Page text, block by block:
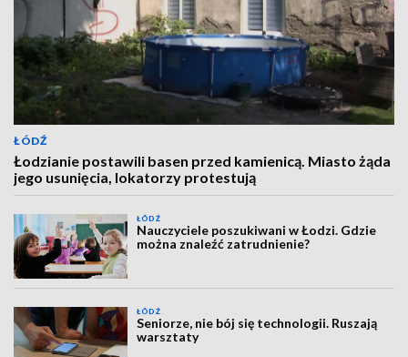
ŁÓDŹ
Łodzianie postawili basen przed kamienicą. Miasto żąda
jego usunięcia, lokatorzy protestują
ŁÓDŹ
Nauczyciele poszukiwani w Łodzi. Gdzie
można znaleźć zatrudnienie?
ŁÓDŹ
Seniorze, nie bój się technologii. Ruszają
warsztaty